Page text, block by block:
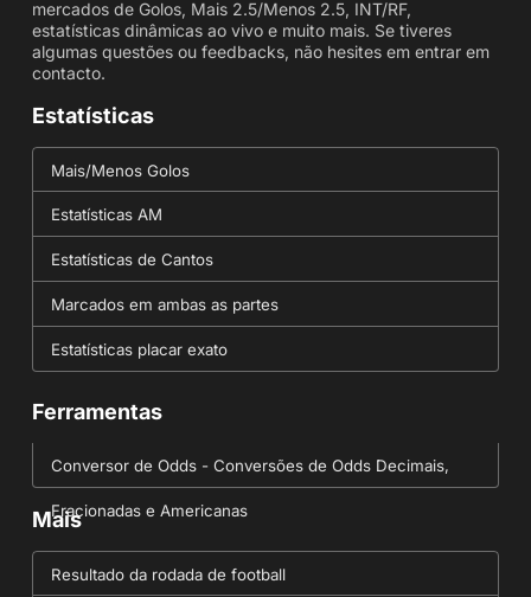
mercados de Golos, Mais 2.5/Menos 2.5, INT/RF,
estatísticas dinâmicas ao vivo e muito mais. Se tiveres
algumas questões ou feedbacks, não hesites em entrar em
contacto.
Estatísticas
Mais/Menos Golos
Estatísticas AM
Estatísticas de Cantos
Marcados em ambas as partes
Estatísticas placar exato
Ferramentas
Conversor de Odds - Conversões de Odds Decimais,
Fracionadas e Americanas
Mais
Resultado da rodada de football